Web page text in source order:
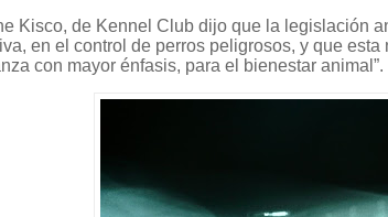
Kisco, de Kennel Club dijo que la legislación
en el control de perros peligrosos, y que esta
con mayor énfasis, para el bienestar animal”.